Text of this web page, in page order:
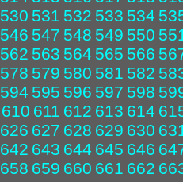
530 531 532 533 534
546 547 548 549 550
562 563 564 565 566
578 579 580 581 582
594 595 596 597 598
610 611 612 613 614
626 627 628 629 630
642 643 644 645 646
658 659 660 661 662